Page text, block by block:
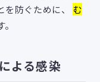
防ぐために、 む
よる感染